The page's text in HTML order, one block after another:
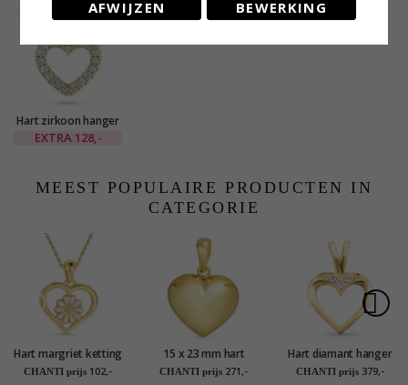
70%
Hart zirkoon hanger
in 9 karaat goud
EXTRA 128,-
MEEST POPULAIRE PRODUCTEN IN
CATEGORIE
Hart margriet ketting
in verguld
CHANTI prijs 102,-
15 x 23 mm hart
hanger in 8 karaat
CHANTI prijs 271,-
Hart diamant hanger
in 14 caraat goud
CHANTI prijs 379,-
AFWIJZEN BEWERKING